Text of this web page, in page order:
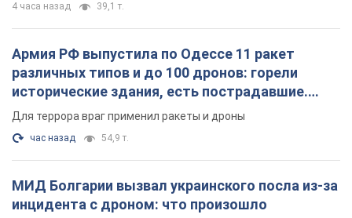
4 часа назад 39,1 т.
Армия РФ выпустила по Одессе 11 ракет
различных типов и до 100 дронов: горели
исторические здания, есть пострадавшие.
Фото и видео
Для террора враг применил ракеты и дроны
час назад 54,9 т.
МИД Болгарии вызвал украинского посла из-за
инцидента с дроном: что произошло